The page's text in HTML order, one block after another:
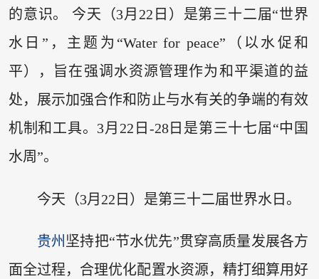
的意识。 今天（3月22日）是第三十二届“世界
水日”，主题为“Water for peace”（以水促和
平），旨在强调水资源管理作为和平渠道的益
处，展示加强合作和防止与水有关的争端的有效
机制和工具。3月22日-28日是第三十七届“中国
水周”。
今天（3月22日）是第三十二届世界水日。
贵州 坚持把“节水优先”贯穿高质量发展各方
面全过程，合理优化配置水资源，精打细算用好